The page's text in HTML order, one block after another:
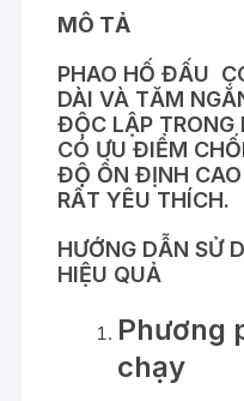
MÔ TẢ
PHAO HỐ ĐẤU
DÀI VÀ TĂM
ĐỘC LẬP TRONG
CÓ ƯU ĐIỂM
ĐỘ ỔN ĐỊNH
RẤT YÊU THÍCH.
HƯỚNG DẪN SỬ
HIỆU QUẢ
Phương
chạy